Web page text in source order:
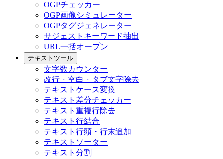
OGPチェッカー
OGP画像シミュレーター
OGPタグジェネレーター
サジェストキーワード抽出
URL一括オープン
テキストツール
文字数カウンター
改行・空白・タブ文字除去
テキストケース変換
テキスト差分チェッカー
テキスト重複行除去
テキスト行結合
テキスト行頭・行末追加
テキストソーター
テキスト分割